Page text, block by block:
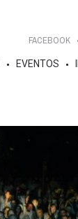
FACEBOOK
EVENTOS